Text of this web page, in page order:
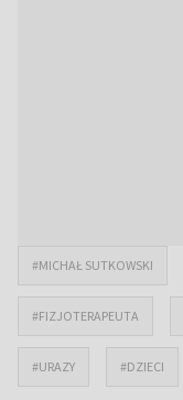
#MICHAŁ SUTKOWSKI
#FIZJOTERAPEUTA
#URAZY #DZIECI